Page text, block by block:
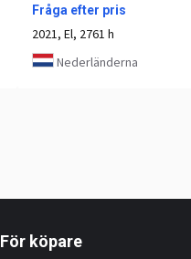
Fråga efter pris
2021, El, 2761 h
Nederländerna
För köpare